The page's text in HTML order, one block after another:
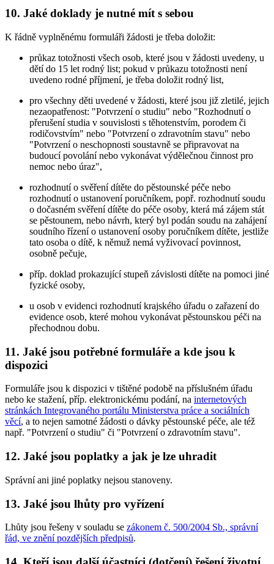
10. Jaké doklady je nutné mít s sebou
K řádně vyplněnému formuláři žádosti je třeba doložit:
průkaz totožnosti všech osob, které jsou v žádosti uvedeny, u
dětí do 15 let rodný list; pokud v průkazu totožnosti není
uvedeno rodné příjmení, je třeba doložit rodný list,
pro všechny děti uvedené v žádosti, které jsou již zletilé, jejich
nezaopatřenost: "Potvrzení o studiu" nebo "Rozhodnutí o
přerušení studia v souvislosti s těhotenstvím, porodem či
rodičovstvím" nebo "Potvrzení o zdravotním stavu" nebo
"Potvrzení o neschopnosti soustavně se připravovat na
budoucí povolání nebo vykonávat výdělečnou činnost pro
nemoc nebo úraz",
rozhodnutí o svěření dítěte do pěstounské péče nebo
rozhodnutí o ustanovení poručníkem, popř. rozhodnutí soudu
o dočasném svěření dítěte do péče osoby, která má zájem stát
se pěstounem, nebo návrh, který byl podán soudu na zahájení
soudního řízení o ustanovení osoby poručníkem dítěte, jestliže
tato osoba o dítě, k němuž nemá vyživovací povinnost,
osobně pečuje,
příp. doklad prokazující stupeň závislosti dítěte na pomoci jiné
fyzické osoby,
u osob v evidenci rozhodnutí krajského úřadu o zařazení do
evidence osob, které mohou vykonávat pěstounskou péči na
přechodnou dobu.
11. Jaké jsou potřebné formuláře a kde jsou k
dispozici
Formuláře jsou k dispozici v tištěné podobě na příslušném úřadu
nebo ke stažení, příp. elektronickému podání, na internetových
stránkách Integrovaného portálu Ministerstva práce a sociálních
věcí, a to nejen samotné žádosti o dávky pěstounské péče, ale též
např. "Potvrzení o studiu" či "Potvrzení o zdravotním stavu".
12. Jaké jsou poplatky a jak je lze uhradit
Správní ani jiné poplatky nejsou stanoveny.
13. Jaké jsou lhůty pro vyřízení
Lhůty jsou řešeny v souladu se zákonem č. 500/2004 Sb., správní
řád, ve znění pozdějších předpisů.